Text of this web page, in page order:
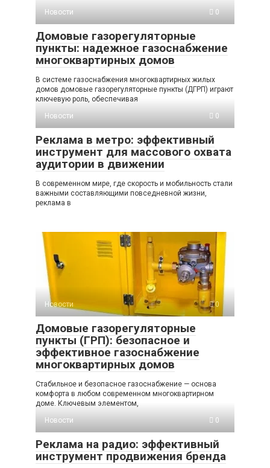
Новости
0
Домовые газорегуляторные
пункты: надежное газоснабжение
многоквартирных домов
В системе газоснабжения многоквартирных жилых
домов домовые газорегуляторные пункты (ДГРП) играют
ключевую роль, обеспечивая
Новости
0
Реклама в метро: эффективный
инструмент для массового охвата
аудитории в движении
В современном мире, где скорость и мобильность стали
важными составляющими повседневной жизни,
реклама в
Новости 0
Домовые газорегуляторные
пункты (ГРП): безопасное и
эффективное газоснабжение
многоквартирных домов
Стабильное и безопасное газоснабжение — основа
комфорта в любом современном многоквартирном
доме. Ключевым элементом,
Новости
0
Реклама на радио: эффективный
инструмент продвижения бренда